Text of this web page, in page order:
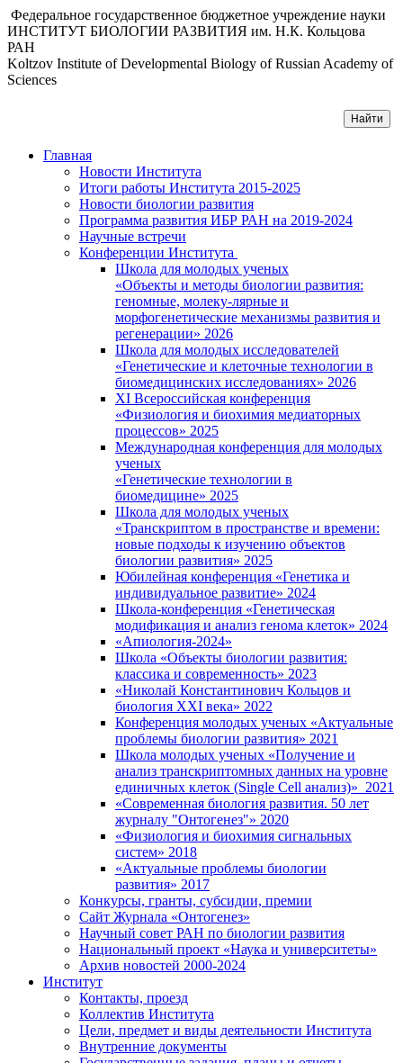
Федеральное государственное бюджетное учреждение науки
ИНСТИТУТ БИОЛОГИИ РАЗВИТИЯ им. Н.К. Кольцова
РАН
Koltzov Institute of Developmental Biology of Russian Academy of
Sciences
Главная
Новости Института
Итоги работы Института 2015-2025
Новости биологии развития
Программа развития ИБР РАН на 2019-2024
Научные встречи
Конференции Института
Школа для молодых ученых
«Объекты и методы биологии развития:
геномные, молеку-лярные и
морфогенетические механизмы развития и
регенерации» 2026
Школа для молодых исследователей
«Генетические и клеточные технологии в
биомедицинских исследованиях» 2026
XI Всероссийская конференция
«Физиология и биохимия медиаторных
процессов» 2025
Международная конференция для молодых
ученых
«Генетические технологии в
биомедицине» 2025
Школа для молодых ученых
«Транскриптом в пространстве и времени:
новые подходы к изучению объектов
биологии развития» 2025
Юбилейная конференция «Генетика и
индивидуальное развитие» 2024
Школа-конференция «Генетическая
модификация и анализ генома клеток» 2024
«Апиология-2024»
Школа «Объекты биологии развития:
классика и современность» 2023
«Николай Константинович Кольцов и
биология XXI века» 2022
Конференция молодых ученых «Актуальные
проблемы биологии развития» 2021
Школа молодых ученых «Получение и
анализ транскриптомных данных на уровне
единичных клеток (Single Cell анализ)» 2021
«Современная биология развития. 50 лет
журналу "Онтогенез"» 2020
«Физиология и биохимия сигнальных
систем» 2018
«Актуальные проблемы биологии
развития» 2017
Конкурсы, гранты, субсидии, премии
Сайт Журнала «Онтогенез»
Научный совет РАН по биологии развития
Национальный проект «Наука и университеты»
Архив новостей 2000-2024
Институт
Контакты, проезд
Коллектив Института
Цели, предмет и виды деятельности Института
Внутренние документы